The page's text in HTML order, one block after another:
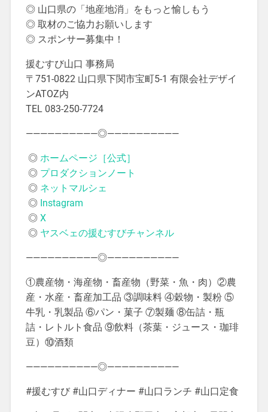
◎ 山口県の「地産地消」をもっと愉しもう
◎ 取材のご協力お願いします
◎ スポンサー募集中！
援むすび山口 事務局
〒751-0822 山口県下関市宝町5-1 有限会社デザイ
ンATOZ内
TEL 083-250-7724
——————————◎——————————
◎ ホームページ［公式］
◎ プロダクションノート
◎ ネットマルシェ
◎ Instagram
◎ X
◎ ヤスベェの援むすびチャンネル
——————————◎——————————
①農産物・海産物・畜産物（野菜・魚・肉）②農
産・水産・畜産加工品 ③調味料 ④穀物・製粉 ⑤
牛乳・乳製品 ⑥パン・菓子 ⑦製麺 ⑧缶詰・瓶
詰・レトルト食品 ⑨飲料（茶葉・ジュース・珈琲
豆）⑩酒類
——————————◎——————————
#援むすび #山口ディナー #山口ランチ #山口定食